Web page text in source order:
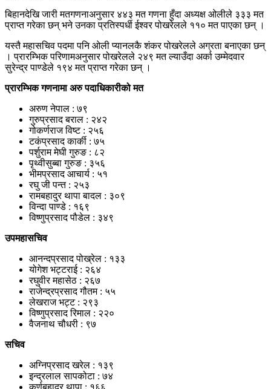
बिहानदेखि जारी मतगणनाअनुसार ४४३ मत गणना हुँदा अध्यक्ष ओलीले ३३३ मत
प्राप्त गरेका छन् भने उनका प्रतिस्पर्धी ईश्वर पोखरेलले ११० मत पाएका छन् ।
यस्तै महासचिव पदमा पनि ओली प्यानलकै शंकर पोखरेलले अग्रता बनाएका छन्
। प्रारम्भिक परिणामअनुसार पोखरेलले २४९ मत ल्याउँदा अर्का उम्मेदवार
सुरेन्द्र पाण्डेले १९४ मत प्राप्त गरेका छन् ।
प्रारम्भिक गणनामा अरु पदाधिकारीको मत
अरुण नेपाल : ७९
गुरुप्रसाद बराल : २४२
गोकर्णराज विष्ट : २५६
टकंप्रसाद कार्की : ७५
पर्शुराम मेघी गुरुङ : ८२
पृथ्वीसुब्बा गुरुङ : ३५६
भीमप्रसाद आचार्य : ५१
रघु जी पन्त : २५३
रामबहादुर थापा बादल : ३०९
विन्दा पाण्डे : १६९
विष्णुप्रसाद पौडेल : ३४९
उपमहासचिव
आनन्दप्रसाद पोख्रेल : १३३
योगेश भट्टराई : २६४
रघुवीर महासेठ : २६७
राजेन्द्रप्रसाद गौतम : ५५
लेखराज भट्ट : २९३
विष्णुप्रसाद रिमाल : २२०
वैजनाथ चौधरी : ९७
सचिव
अग्निप्रसाद खरेल : १३९
इन्द्रलाल सापकोटा : ७४